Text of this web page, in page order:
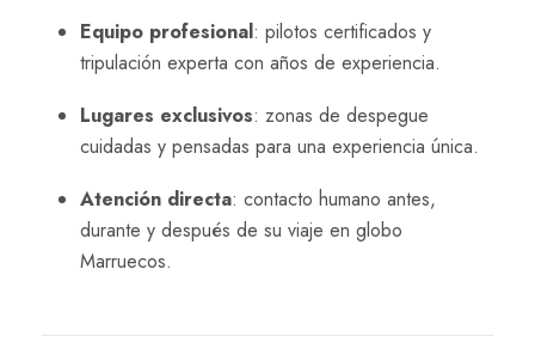
Equipo profesional: pilotos certificados y
tripulación experta con años de experiencia.
Lugares exclusivos: zonas de despegue
cuidadas y pensadas para una experiencia única.
Atención directa: contacto humano antes,
durante y después de su viaje en globo
Marruecos.